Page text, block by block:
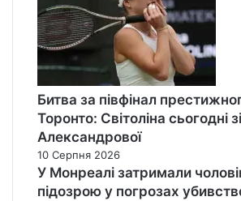
Битва за півфінал
Торонто: Світоліна сьогодні
Александрової
10 Серпня 2026
У Монреалі затримали
підозрою у погрозах